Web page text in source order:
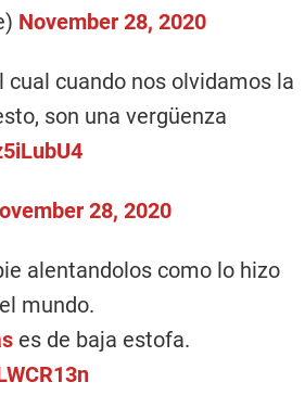
November 28, 2020
cuando nos olvidamos la
son una vergüenza
28, 2020
alentandolos como lo hizo
mundo.
es de baja estofa.